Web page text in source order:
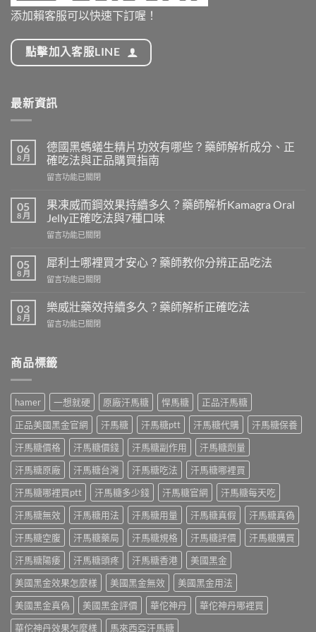
添加賴客服可以快速下訂喔！
點擊加入客服LINE
最新資訊
06
8 月
德國黑螞蟻生精片功效有哪些？藥師解析成分、正
確吃法與正品購買指南
在
國
黑
螞
蟻
精
功
有
哪
師
解
成
分、
正
確
吃
法
與
正
品
購
買
指
南〉
中
留言功能已關閉
05
8 月
果凍威而鋼效果持續多久？藥師解析Kamagra Oral
Jelly正確吃法與7種口味
在
凍
威
而
效
果
持
久？
析
Kamagra
Oral
Jelly
正
確
吃
法
與
7
種
口
味〉
中
留言功能已關閉
05
8 月
犀利士哪裡買才安心？藥師教你分辨正品吃法
在
利
士
哪
才
師
教
你
分
辨
正
品
吃
法〉
中
留言功能已關閉
03
8 月
樂威壯藥效持續多久？藥師解析正確吃法
在
壯
藥
持
多
久？
藥
師
解
析
正
確
吃
法〉
中
留言功能已關閉
商品標籤
hamer 一想就硬 原廠汗馬糖 悍馬糖
正品汗馬糖
正品美國黑金官網
汗馬糖 汗馬糖ptt 汗馬糖代購
汗馬糖保養
汗馬糖價格
汗馬糖價錢 汗馬糖副作用
汗馬糖劑量
汗馬糖原廠
汗馬糖台灣 汗馬糖吃法
汗馬糖哪裡買
汗馬糖哪裡買ptt
汗馬糖多少錢 汗馬糖官網
汗馬糖每天吃
汗馬糖無效
汗馬糖用法 汗馬糖用量 汗馬糖真假
汗馬糖真偽
汗馬糖空腹
汗馬糖藥局 汗馬糖規格 汗馬糖評價
汗馬糖購買
汗馬糖陽痿
汗馬糖頭疼 汗馬糖香港
美國黑金
美國黑金效果怎麼樣
美國黑金無效
美國黑金用法
美國黑金真偽
美國黑金評價 華佗神丹
華佗神丹哪裡買
華佗神丹效果怎麼樣
馬來西亞汗馬糖